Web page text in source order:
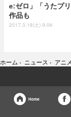
e:ゼロ」「うたプ
作品も
2017.3.18(土) 9:06
ホーム › ニュース › アニメ
Home